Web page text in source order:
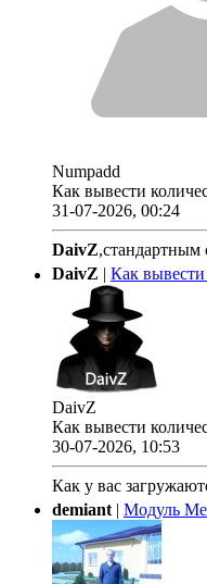
Numpadd
Как вывести
31-07-2026, 00:24
DaivZ,стандартным
DaivZ
Как вывести
DaivZ
Как вывести
30-07-2026, 10:53
Как у вас
demiant | Модуль